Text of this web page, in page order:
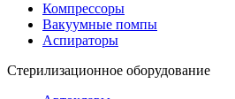
Компрессоры
Вакуумные помпы
Аспираторы
Стерилизационное оборудование